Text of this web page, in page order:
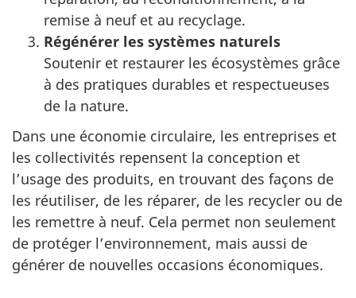
remise à neuf et au recyclage.
Régénérer les systèmes naturels
Soutenir et restaurer les écosystèmes grâce
à des pratiques durables et respectueuses
de la nature.
Dans une économie circulaire, les entreprises et
les collectivités repensent la conception et
l’usage des produits, en trouvant des façons de
les réutiliser, de les réparer, de les recycler ou de
les remettre à neuf. Cela permet non seulement
de protéger l’environnement, mais aussi de
générer de nouvelles occasions économiques.